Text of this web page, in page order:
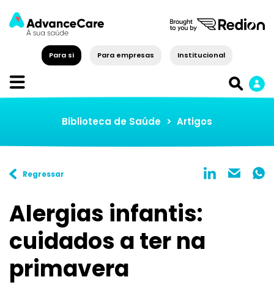
Para si Para empresas Institucional
Biblioteca de Saúde > Artigos
Regressar
Alergias infantis:
cuidados a ter na
primavera